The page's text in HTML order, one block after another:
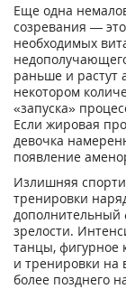
Еще одна
созревания —
необходимых
раньше и растут
некотором
«запуска»
Если жировая
девочка
появление
Излишняя
тренировки
дополнительный
зрелости.
танцы, фигурное
и тренировки на
более позднего